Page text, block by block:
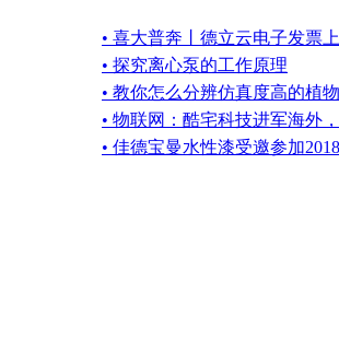
• 喜大普奔丨德立云电子发票
• 探究离心泵的工作原理
• 教你怎么分辨仿真度高的植
• 物联网：酷宅科技进军海外
• 佳德宝曼水性漆受邀参加